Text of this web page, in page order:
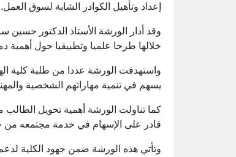
إعداد وتأهيل الكوادر الشابة لسوق العمل.
وقد أدار الورشة الأستاذ الدكتور حسين
خلالها طرحا علميا وتطبيقيا حول أهمية
واستهدفت الورشة عددا من طلبة كلية
يسهم في تنمية مهاراتهم الشخصية
كما تناولت الورشة أهمية تحويل
قادر على الإسهام في خدمة مجتمعه من
وتأتي هذه الورشة ضمن جهود الكلية